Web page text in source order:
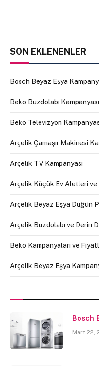
SON EKLENENLER
Bosch Beyaz Eşya
Beko Buzdolabı Kampanyası
Beko Televizyon
Arçelik Çamaşır Makinesi
Arçelik TV Kampanyası
Arçelik Küçük Ev Aletleri ve
Arçelik Beyaz Eşya Düğün
Arçelik Buzdolabı ve Derin
Beko Kampanyaları ve
Arçelik Beyaz Eşya
Bosch
Mart 22,